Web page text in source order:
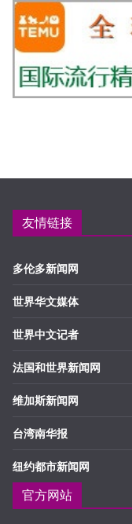
友情链接
多伦多新闻网
世界华文媒体
世界中文记者
法国和世界新闻网
维加斯新闻网
台湾南华报
纽约都市新闻网
官方网站